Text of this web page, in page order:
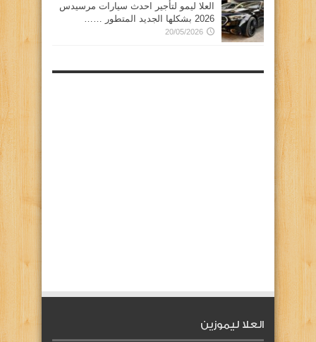
العلا ليمو لتأجير احدث سيارات مرسيدس
2026 بشكلها الجديد المتطور ……
20/05/2026
العلا ليموزين